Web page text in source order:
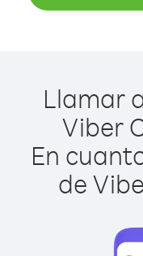
Llamar
Viber
En
de